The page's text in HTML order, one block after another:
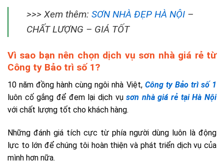
>>> Xem thêm: SƠN NHÀ ĐẸP HÀ NỘI –
CHẤT LƯỢNG – GIÁ TỐT
Vì sao bạn nên chọn dịch vụ sơn nhà giá rẻ từ
Công ty Bảo trì số 1?
10 năm đồng hành cùng ngôi nhà Việt, Công ty Bảo trì số 1
luôn cố gắng để đem lại dịch vụsơn nhà giá rẻ tại Hà Nội
với chất lượng tốt cho khách hàng.
Những đánh giá tích cực từ phía người dùng luôn là động
lực to lớn để chúng tôi hoàn thiện và phát triển dịch vụ của
mình hơn nữa.